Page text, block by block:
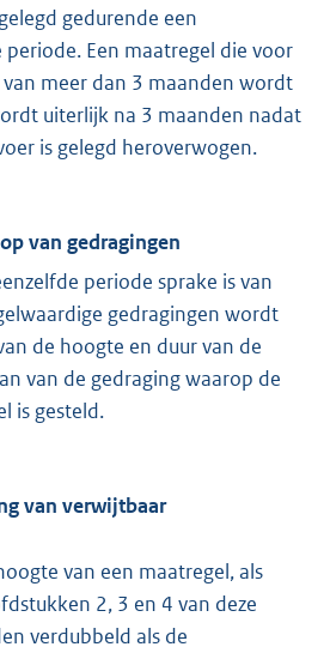
gedurende een
periode. Een maatregel die voor
meer dan 3 maanden wordt
uiterlijk na 3 maanden nadat
is gelegd heroverwogen.
van gedragingen
periode sprake is van
gedragingen wordt
de hoogte en duur van de
van de gedraging waarop de
is gesteld.
van verwijtbaar
van een maatregel, als
2, 3 en 4 van deze
verdubbeld als de